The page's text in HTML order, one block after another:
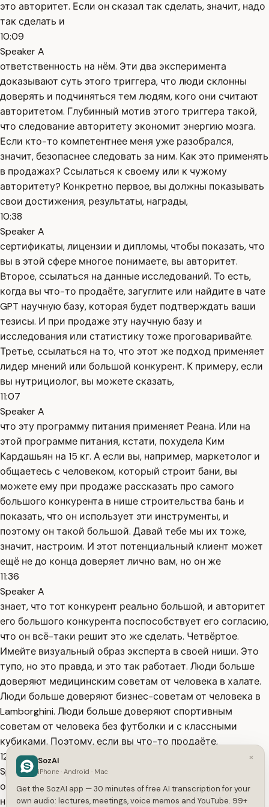
это авторитет. Если он сказал так сделать, значит, надо
так сделать и
10:09
Speaker A
ответственность на нём. Эти два эксперимента
доказывают суть этого триггера, что люди склонны
доверять и подчиняться тем людям, кого они считают
авторитетом. Глубинный мотив этого триггера такой,
что следование авторитету экономит энергию мозга.
Если кто-то компетентнее меня уже разобрался,
значит, безопаснее следовать за ним. Как это применять
в продажах? Ссылаться к своему или к чужому
авторитету? Конкретно первое, вы должны показывать
свои достижения, результаты, награды,
10:38
Speaker A
сертификаты, лицензии и дипломы, чтобы показать, что
вы в этой сфере многое понимаете, вы авторитет.
Второе, ссылаться на данные исследований. То есть,
когда вы что-то продаёте, загуглите или найдите в чате
GPT научную базу, которая будет подтверждать ваши
тезисы. И при продаже эту научную базу и
исследования или статистику тоже проговаривайте.
Третье, ссылаться на то, что этот же подход применяет
лидер мнений или большой конкурент. К примеру, если
вы нутрициолог, вы можете сказать,
11:07
Speaker A
что эту программу питания применяет Реана. Или на
этой программе питания, кстати, похудела Ким
Кардашьян на 15 кг. А если вы, например, маркетолог и
общаетесь с человеком, который строит бани, вы
можете ему при продаже рассказать про самого
большого конкурента в нише строительства бань и
показать, что он использует эти инструменты, и
поэтому он такой большой. Давай тебе мы их тоже,
значит, настроим. И этот потенциальный клиент может
ещё не до конца доверяет лично вам, но он же
11:36
Speaker A
знает, что тот конкурент реально большой, и авторитет
его большого конкурента поспособствует его согласию,
что он всё-таки решит это же сделать. Четвёртое.
Имейте визуальный образ эксперта в своей ниши. Это
тупо, но это правда, и это так работает. Люди больше
доверяют медицинским советам от человека в халате.
Люди больше доверяют бизнес-советам от человека в
Lamborghini. Люди больше доверяют спортивным
советам от человека без футболки и с классными
кубиками. Поэтому, если вы что-то продаёте,
12:08
Speaker A
особенно онлайн или через контент, подумайте,
насколько ваш образ в этом контенте соответствует
×
SozAI
iPhone · Android · Mac
Get the SozAI app — 30 minutes of free AI transcription for your
own audio: lectures, meetings, voice memos and YouTube. 99+